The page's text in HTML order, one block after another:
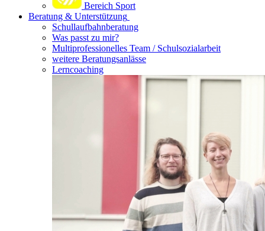
Bereich Sport
Beratung & Unterstützung
Schullaufbahnberatung
Was passt zu mir?
Multipro­fessionelles Team / Schulsozialarbeit
weitere Beratungsanlässe
Lerncoaching